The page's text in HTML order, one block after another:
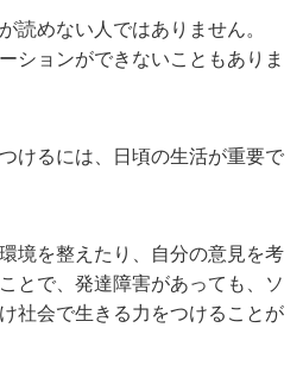
読めない人ではありません。
ションができないこともありま
けるには、日頃の生活が重要で
境を整えたり、自分の意見を考
とで、発達障害があっても、ソ
社会で生きる力をつけることが